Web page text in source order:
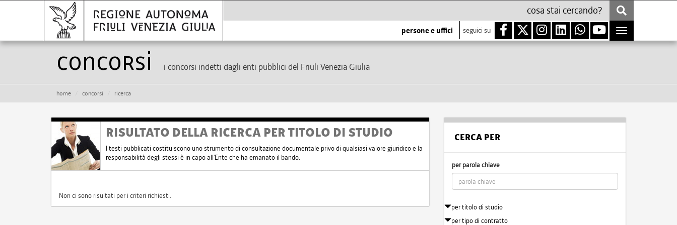
persone e uffici seguici su
Toggle
navigation
Concorsi i concorsi indetti dagli enti pubblici del Friuli Venezia Giulia
home concorsi ricerca
RISULTATO DELLA RICERCA PER TITOLO DI STUDIO
I testi pubblicati costituiscono uno strumento di consultazione documentale privo di qualsiasi valore giuridico e la
responsabilità degli stessi è in capo all'Ente che ha emanato il bando.
Non ci sono risultati per i criteri richiesti.
CERCA PER
per parola chiave
per titolo di studio
per tipo di contratto